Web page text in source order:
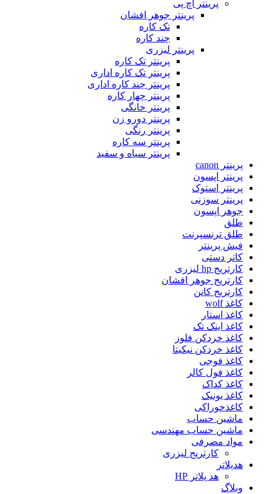
پرینتر اچ پی
پرینتر جوهر افشان
تک کاره
چند کاره
پرینتر لیزری
پرینتر تک کاره
پرینتر تک کاره اداری
پرینتر چند کاره اداری
پرینتر چهار کاره
پرینتر خانگی
پرینتر دورو زن
پرینتر رنگی
پرینتر سه کاره
پرینتر سیاه و سفید
پرینتر canon
پرینتر اپسون
پرینتر استوک
پرینتر سوزنی
جوهر اپسون
طلق
طلق ترنسپرنت
فیش پرینتر
کاتر دستی
کارتریج hp لیزری
کارتریج جوهر افشان
کارتریج کانن
کاغذ wolf
کاغذ استار
کاغذ اینک تک
کاغذ خردکن فلوز
کاغذ خردکن نیکیتا
کاغذ فوجی
کاغذ فول کالر
کاغذ کداک
کاغذ یونیک
کاغذخوراکی
ماشین حساب
ماشین حساب مهندسی
مواد مصرفی
کارتریج لیزری
هدپلاتر
هد پلاتر HP
وبلاگ